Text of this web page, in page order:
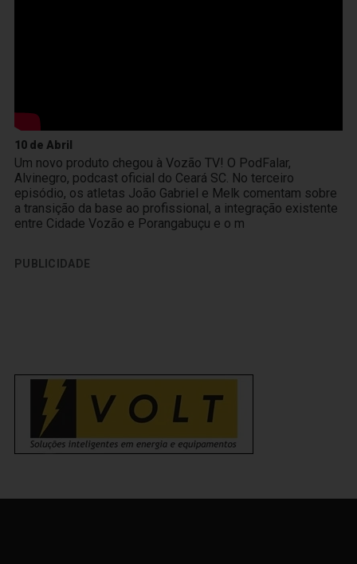
10 de Abril
Um novo produto chegou à Vozão TV! O PodFalar,
Alvinegro, podcast oficial do Ceará SC. No terceiro
episódio, os atletas João Gabriel e Melk comentam sobre
a transição da base ao profissional, a integração existente
entre Cidade Vozão e Porangabuçu e o m
PUBLICIDADE